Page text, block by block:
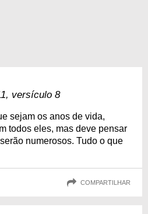
versículo 8
sejam os anos de vida,
todos eles, mas deve pensar
numerosos. Tudo o que
COMPARTILHAR